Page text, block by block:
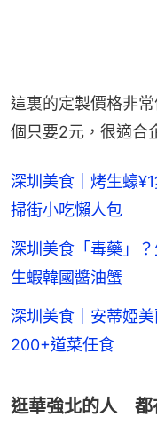
這裏的定製價格非
個只要2元，很適合
深圳美食｜烤生蠔
掃街小吃懶人包
深圳美食「毒藥」
生蝦韓國醬油蟹
深圳美食｜安蒂婭
200+道菜任食
逛華強北的人 都